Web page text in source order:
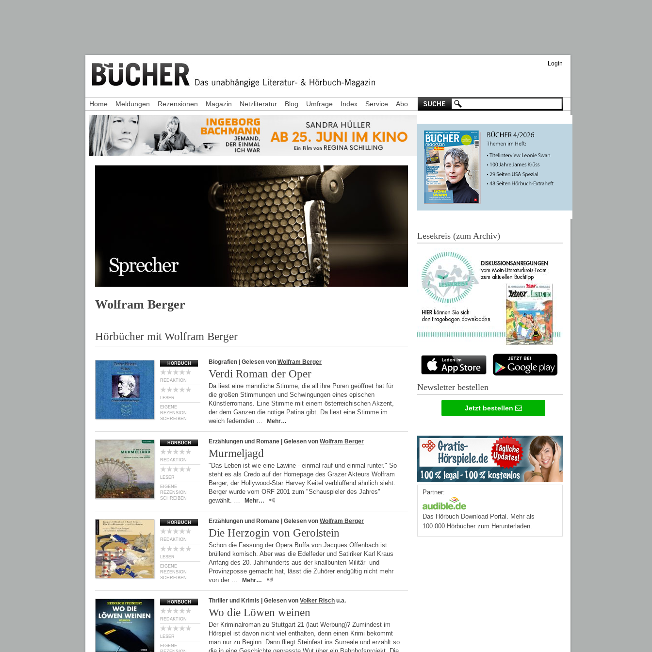
Login
Wolfram Berger
Hörbücher mit Wolfram Berger
HÖRBUCH
REDAKTION
LESER
EIGENE
REZENSION
SCHREIBEN
Biografien | Gelesen von Wolfram Berger
Verdi Roman der Oper
Da liest eine männliche Stimme, die all ihre Poren geöffnet hat für
die großen Stimmungen und Schwingungen eines epischen
Künstlerromans. Eine Stimme mit einem österreichischen Akzent,
der dem Ganzen die nötige Patina gibt. Da liest eine Stimme im
weich federnden …
Mehr…
HÖRBUCH
REDAKTION
LESER
EIGENE
REZENSION
SCHREIBEN
Erzählungen und Romane | Gelesen von Wolfram Berger
Murmeljagd
"Das Leben ist wie eine Lawine - einmal rauf und einmal runter." So
steht es als Credo auf der Homepage des Grazer Akteurs Wolfram
Berger, der Hollywood-Star Harvey Keitel verblüffend ähnlich sieht.
Berger wurde vom ORF 2001 zum "Schauspieler des Jahres"
gewählt. …
Mehr…
HÖRBUCH
REDAKTION
LESER
EIGENE
REZENSION
SCHREIBEN
Erzählungen und Romane | Gelesen von Wolfram Berger
Die Herzogin von Gerolstein
Schon die Fassung der Opera Buffa von Jacques Offenbach ist
brüllend komisch. Aber was die Edelfeder und Satiriker Karl Kraus
Anfang des 20. Jahrhunderts aus der knallbunten Militär- und
Provinzposse gemacht hat, lässt die Zuhörer endgültig nicht mehr
von der …
Mehr…
HÖRBUCH
REDAKTION
LESER
EIGENE
Thriller und Krimis | Gelesen von Volker Risch u.a.
Wo die Löwen weinen
Der Kriminalroman zu Stuttgart 21 (laut Werbung)? Zumindest im
Hörspiel ist davon nicht viel enthalten, denn einen Krimi bekommt
man nur zu Beginn. Dann fliegt Steinfest ins Surreale und erzählt so
Home Meldungen Rezensionen Magazin Netzliteratur Blog Umfrage Index Service Abo
Lesekreis (zum Archiv)
Newsletter bestellen
Jetzt bestellen
Partner:
Das Hörbuch Download Portal. Mehr als
100.000 Hörbücher zum Herunterladen.